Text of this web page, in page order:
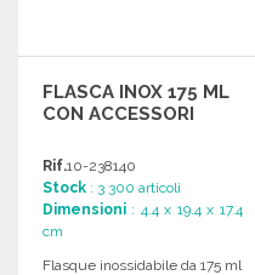
FLASCA INOX 175 ML
CON ACCESSORI
Rif.10-238140
Stock : 3 300 articoli
Dimensioni : 4.4 x 19.4 x 17.4
cm
Flasque inossidabile da 175 ml